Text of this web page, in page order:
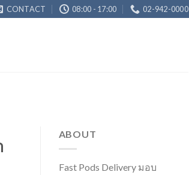
CONTACT 08:00 - 17:00 02-942-0000
ABOUT
Fast Pods Delivery มอบ